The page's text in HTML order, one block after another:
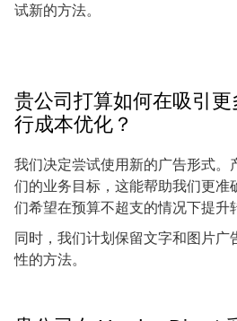
试新的方法。
贵公司打算如何在吸引
行成本优化？
我们决定尝试使用新的广告形式。
们的业务目标，这能帮助我们更准
们希望在预算不超支的情况下提升
同时，我们计划保留文字和图片广
性的方法。